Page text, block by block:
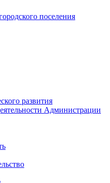
поселения
развития
Администрации